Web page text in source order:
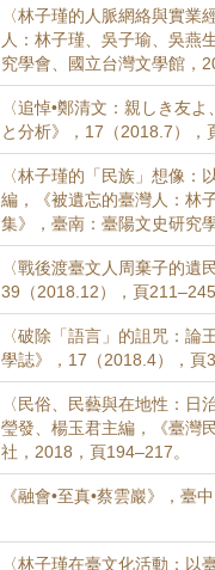
〈林子瑾的人脈網絡與實
人：林子瑾、吳子瑜、吳燕
究學會、國立台灣文學館，
〈追悼•鄭清文：親しき友
と分析》，17（2018.7），
〈林子瑾的「民族」想像：
編，《被遺忘的臺灣人：林
集》，臺南：臺陽文史研究
〈戰後渡臺文人周棄子的遺
39（2018.12），頁211–245
〈破除「語言」的詛咒：
學誌》，17（2018.4），頁
〈民俗、民藝與在地性：
瑩發、楊玉君主編，《臺灣
社，2018，頁194–217。
《融會•至真•蔡雲巖》，臺
〈林子瑾在臺文化活動：